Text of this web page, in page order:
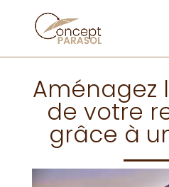
Aménagez
de votre
grâce à